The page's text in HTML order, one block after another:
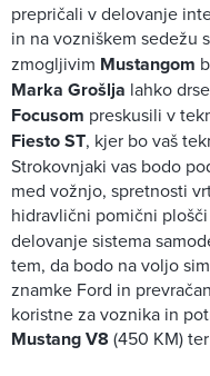
prepričali v delovanje
in na vozniškem sedežu
zmogljivim Mustangom
Marka Grošlja lahko
Focusom preskusili v
Fiesto ST, kjer bo vaš
Strokovnjaki vas bodo
med vožnjo, spretnosti
hidravlični pomični
delovanje sistema
tem, da bodo na voljo
znamke Ford in
koristne za voznika in
Mustang V8 (450 KM) ter